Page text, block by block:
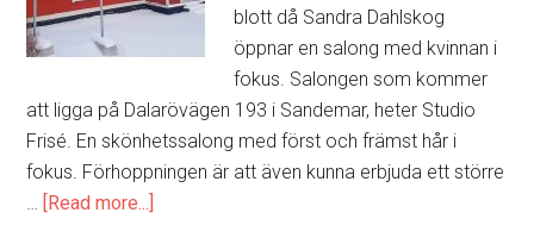
blott då Sandra Dahlskog
öppnar en salong med kvinnan i
fokus. Salongen som kommer
att ligga på Dalarövägen 193 i Sandemar, heter Studio
Frisé. En skönhetssalong med först och främst hår i
fokus. Förhoppningen är att även kunna erbjuda ett större
…
[Read more...]